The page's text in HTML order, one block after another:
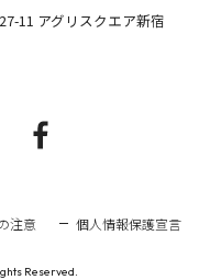
11 アグリスクエア新宿
注意 個人情報保護宣言
Reserved.